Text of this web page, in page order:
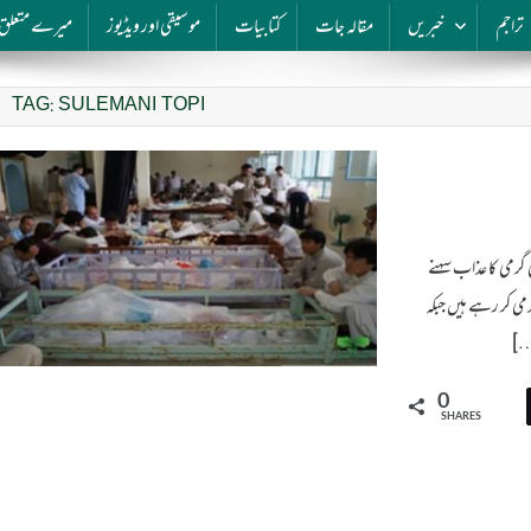
تراجم خبریں مقالہ جات کتابیات موسیقی اور ویڈیوز میرے متعلق
TAG:SULEMANI TOPI
تپتے دن کی گرمی کا عذاب سہنے
کر رہے ہیں جبکہ
0
SHARES